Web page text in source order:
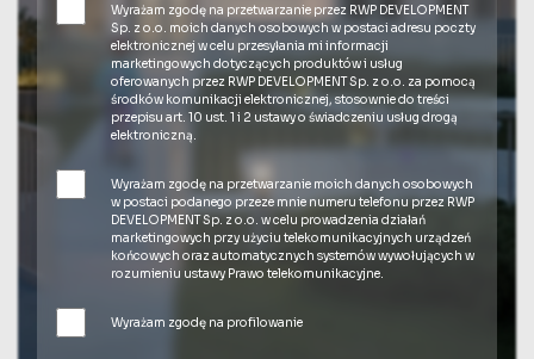
Wyrażam zgodę na przetwarzanie przez RWP DEVELOPMENT
Sp. z o.o. moich danych osobowych w postaci adresu poczty
elektronicznej w celu przesyłania mi informacji
marketingowych dotyczących produktów i usług
oferowanych przez RWP DEVELOPMENT Sp. z o.o. za pomocą
środków komunikacji elektronicznej, stosownie do treści
przepisu art. 10 ust. 1 i 2 ustawy o świadczeniu usług drogą
elektroniczną.
Wyrażam zgodę na przetwarzanie moich danych osobowych
w postaci podanego przeze mnie numeru telefonu przez RWP
DEVELOPMENT Sp. z o.o. w celu prowadzenia działań
marketingowych przy użyciu telekomunikacyjnych urządzeń
końcowych oraz automatycznych systemów wywołujących w
rozumieniu ustawy Prawo telekomunikacyjne.
Wyrażam zgodę na profilowanie